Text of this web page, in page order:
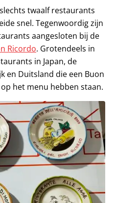
twaalf restaurants
snel. Tegenwoordig zijn
aangesloten bij de
Ricordo. Grotendeels in
in Japan, de
en Duitsland die een Buon
het menu hebben staan.